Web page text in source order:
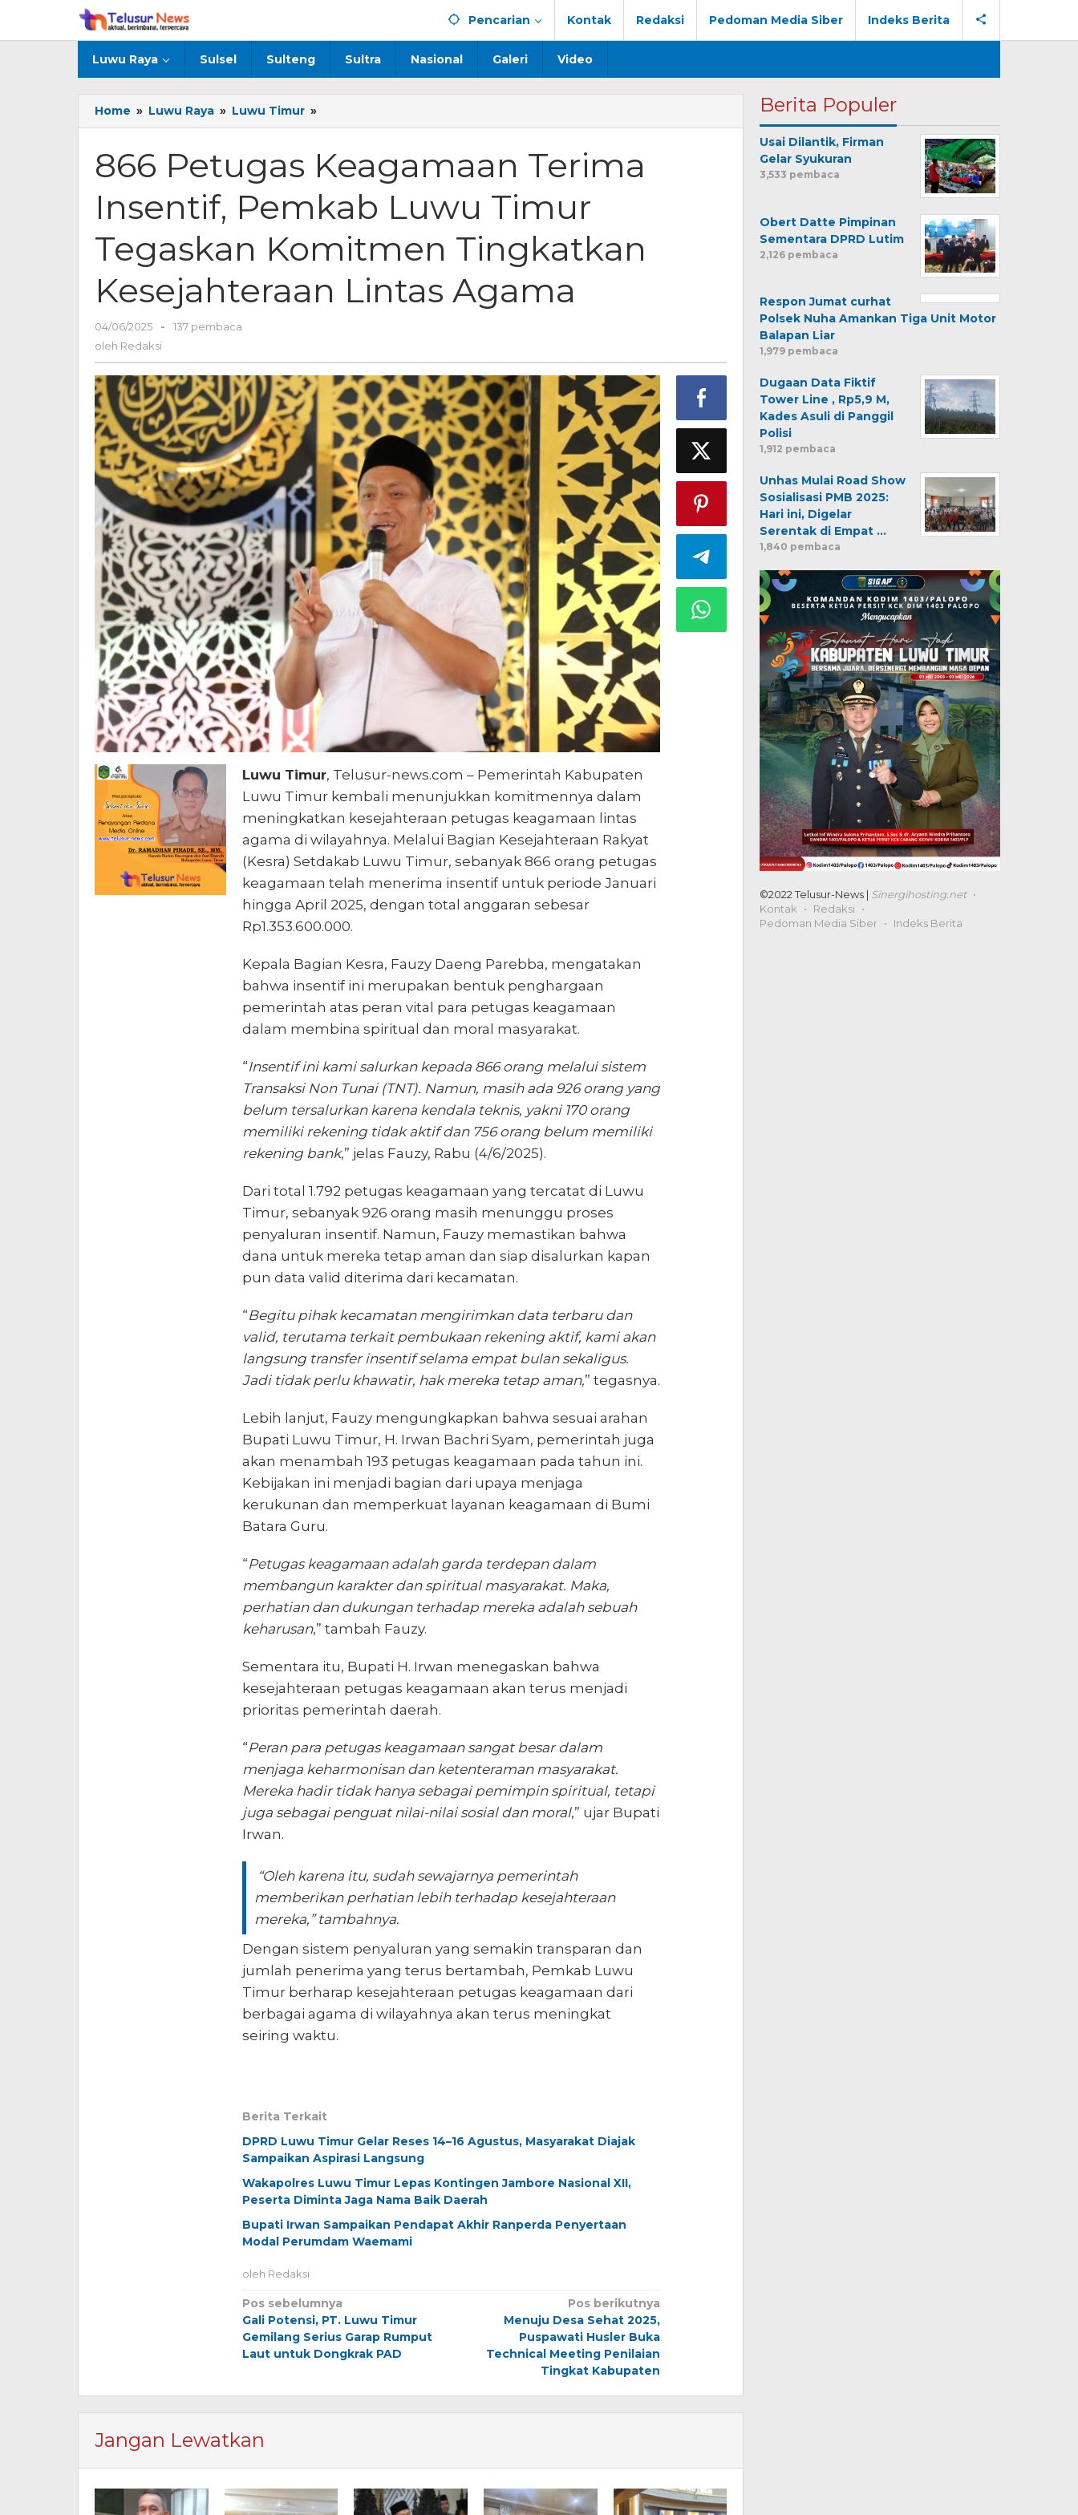
konten
Pencarian Kontak Redaksi Pedoman Media Siber Indeks Berita
Luwu Raya Sulsel Sulteng Sultra Nasional Galeri Video
Home » Luwu Raya » Luwu Timur »
Petugas
Terima
Insentif,
Pemkab
Luwu
Tegaskan
Komitmen
Tingkatkan
Kesejahteraan
866 Petugas Keagamaan Terima
Insentif, Pemkab Luwu Timur
Tegaskan Komitmen Tingkatkan
Kesejahteraan Lintas Agama
04/06/2025
oleh
Redaksi
-
137 pembaca
oleh Redaksi
Luwu Timur, Telusur-news.com – Pemerintah Kabupaten
Luwu Timur kembali menunjukkan komitmennya dalam
meningkatkan kesejahteraan petugas keagamaan lintas
agama di wilayahnya. Melalui Bagian Kesejahteraan Rakyat
(Kesra) Setdakab Luwu Timur, sebanyak 866 orang petugas
keagamaan telah menerima insentif untuk periode Januari
hingga April 2025, dengan total anggaran sebesar
Rp1.353.600.000.
Kepala Bagian Kesra, Fauzy Daeng Parebba, mengatakan
bahwa insentif ini merupakan bentuk penghargaan
pemerintah atas peran vital para petugas keagamaan
dalam membina spiritual dan moral masyarakat.
“Insentif ini kami salurkan kepada 866 orang melalui sistem
Transaksi Non Tunai (TNT). Namun, masih ada 926 orang yang
belum tersalurkan karena kendala teknis, yakni 170 orang
memiliki rekening tidak aktif dan 756 orang belum memiliki
rekening bank,” jelas Fauzy, Rabu (4/6/2025).
Dari total 1.792 petugas keagamaan yang tercatat di Luwu
Timur, sebanyak 926 orang masih menunggu proses
penyaluran insentif. Namun, Fauzy memastikan bahwa
dana untuk mereka tetap aman dan siap disalurkan kapan
pun data valid diterima dari kecamatan.
“Begitu pihak kecamatan mengirimkan data terbaru dan
valid, terutama terkait pembukaan rekening aktif, kami akan
langsung transfer insentif selama empat bulan sekaligus.
Jadi tidak perlu khawatir, hak mereka tetap aman,” tegasnya.
Lebih lanjut, Fauzy mengungkapkan bahwa sesuai arahan
Bupati Luwu Timur, H. Irwan Bachri Syam, pemerintah juga
akan menambah 193 petugas keagamaan pada tahun ini.
Kebijakan ini menjadi bagian dari upaya menjaga
kerukunan dan memperkuat layanan keagamaan di Bumi
Batara Guru.
“Petugas keagamaan adalah garda terdepan dalam
membangun karakter dan spiritual masyarakat. Maka,
perhatian dan dukungan terhadap mereka adalah sebuah
keharusan,” tambah Fauzy.
Sementara itu, Bupati H. Irwan menegaskan bahwa
kesejahteraan petugas keagamaan akan terus menjadi
prioritas pemerintah daerah.
“Peran para petugas keagamaan sangat besar dalam
menjaga keharmonisan dan ketenteraman masyarakat.
Mereka hadir tidak hanya sebagai pemimpin spiritual, tetapi
juga sebagai penguat nilai-nilai sosial dan moral,” ujar Bupati
Irwan.
“Oleh karena itu, sudah sewajarnya pemerintah
memberikan perhatian lebih terhadap kesejahteraan
mereka,” tambahnya.
Dengan sistem penyaluran yang semakin transparan dan
jumlah penerima yang terus bertambah, Pemkab Luwu
Timur berharap kesejahteraan petugas keagamaan dari
berbagai agama di wilayahnya akan terus meningkat
seiring waktu.
Berita Terkait
DPRD Luwu Timur Gelar Reses 14–16 Agustus, Masyarakat Diajak
Sampaikan Aspirasi Langsung
Wakapolres Luwu Timur Lepas Kontingen Jambore Nasional XII,
Peserta Diminta Jaga Nama Baik Daerah
Bupati Irwan Sampaikan Pendapat Akhir Ranperda Penyertaan
Modal Perumdam Waemami
oleh Redaksi
Navigasi
pos
Pos sebelumnya
Gali Potensi, PT. Luwu Timur
Gemilang Serius Garap Rumput
Laut untuk Dongkrak PAD
Pos berikutnya
Menuju Desa Sehat 2025,
Puspawati Husler Buka
Technical Meeting Penilaian
Tingkat Kabupaten
Jangan Lewatkan
Berita Populer
Usai Dilantik, Firman
Gelar Syukuran
3,533 pembaca
Obert Datte Pimpinan
Sementara DPRD Lutim
2,126 pembaca
Respon Jumat curhat
Polsek Nuha Amankan Tiga Unit Motor
Balapan Liar
1,979 pembaca
Dugaan Data Fiktif
Tower Line , Rp5,9 M,
Kades Asuli di Panggil
Polisi
1,912 pembaca
Unhas Mulai Road Show
Sosialisasi PMB 2025:
Hari ini, Digelar
Serentak di Empat …
1,840 pembaca
©2022 Telusur-News | Sinergihosting.net
Kontak
Redaksi
Pedoman Media Siber
Indeks Berita